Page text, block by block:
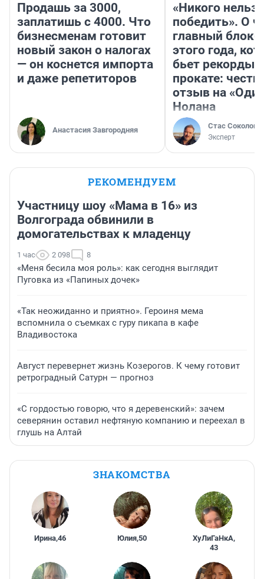
Продашь за 3000,
заплатишь с 4000. Что
бизнесменам готовит
новый закон о налогах
— он коснется импорта
и даже репетиторов
Анастасия Завгородняя
«Никого нельзя
победить». О
главный
этого года,
бьет рекорды в
прокате:
отзыв на
Нолана
Стас Соколов
Эксперт
РЕКОМЕНДУЕМ
Участницу шоу «Мама в 16» из
Волгограда обвинили в
домогательствах к младенцу
1 час 2 098 8
«Меня бесила моя роль»: как сегодня выглядит
Пуговка из «Папиных дочек»
«Так неожиданно и приятно». Героиня мема
вспомнила о съемках с гуру пикапа в кафе
Владивостока
Август перевернет жизнь Козерогов. К чему готовит
ретроградный Сатурн — прогноз
«С гордостью говорю, что я деревенский»: зачем
северянин оставил нефтяную компанию и переехал в
глушь на Алтай
ЗНАКОМСТВА
Ирина,46 Юлия,50 ХуЛиГаНкА,
43